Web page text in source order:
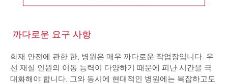
까다로운 요구 사항
화재 안전에 관한 한, 병원은 매우 까다로운 작업장입니다. 우
선 재실 인원의 이동 능력이 다양하기 때문에 피난 시간을 극
대화해야 합니다. 그와 동시에 현대적인 병원에는 복잡하고도